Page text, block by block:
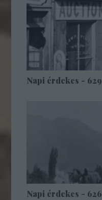
Napi érdekes - 629
Napi érdekes - 626